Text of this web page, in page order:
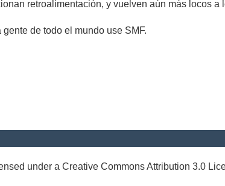
retroalimentación, y vuelven aún más locos a
de todo el mundo use SMF.
under a Creative Commons Attribution 3.0